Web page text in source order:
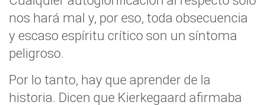
nos hará mal y, por eso, toda obsecuencia
y escaso espíritu crítico son un síntoma
peligroso.
Por lo tanto, hay que aprender de la
historia. Dicen que Kierkegaard afirmaba